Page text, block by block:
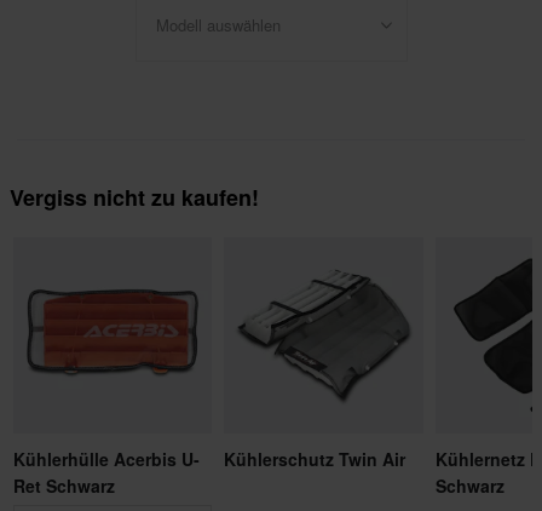
Modell auswählen
Vergiss nicht zu kaufen!
Kühlerhülle Acerbis U-
Ret Schwarz
Kühlerschutz Twin Air
Kühlernetz
Schwarz